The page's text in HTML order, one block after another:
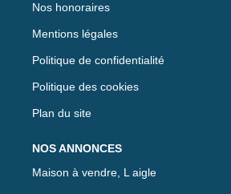
Nos honoraires
Mentions légales
Politique de confidentialité
Politique des cookies
Plan du site
NOS ANNONCES
Maison à vendre, L aigle